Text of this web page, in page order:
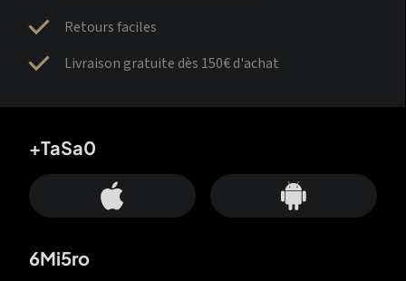
Retours faciles
Livraison gratuite dès 150€ d'achat
+TaSa0
6Mi5ro